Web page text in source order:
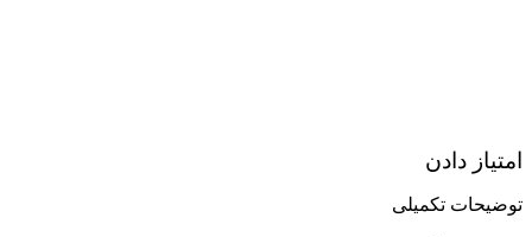
امتیاز دادن
توضیحات تکمیلی